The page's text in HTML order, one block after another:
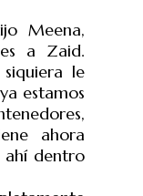
Meena,
a Zaid.
le
estamos
ahora
ahí dentro